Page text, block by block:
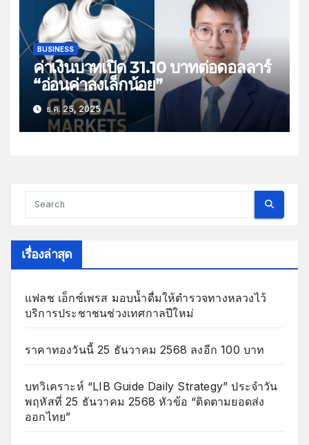
BUSINESS
ค่าเงินบาทเปิด 31.10 บาทต่อดอลลาร์
“อ่อนค่าลงเล็กน้อย”
ธ.ค. 25, 2025
เรื่องล่าสุด
แฟลช เอ็กซ์เพรส มอบน้ำดื่มให้ตำรวจทางหลวงไว้
บริการประชาชนช่วงเทศกาลปีใหม่
ราคาทองวันนี้ 25 ธันวาคม 2568 ลงอีก 100 บาท
บทวิเคราะห์ “LIB Guide Daily Strategy” ประจำวัน
พฤหัสที่ 25 ธันวาคม 2568 หัวข้อ “ติดตามยอดส่ง
ออกไทย”